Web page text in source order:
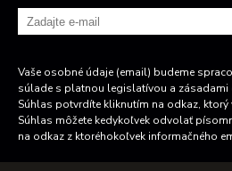
Vaše osobné údaje (email) budeme
súlade s platnou legislatívou a zásadami
Súhlas potvrdíte kliknutím na odkaz, ktorý
Súhlas môžete kedykoľvek odvolať
na odkaz z ktoréhokoľvek informačného